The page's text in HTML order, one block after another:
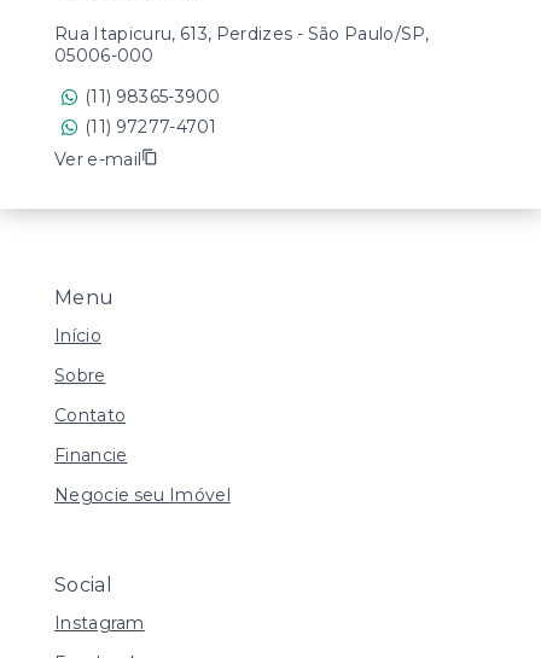
Menu
Início
Sobre
Contato
Financie
Negocie seu Imóvel
Social
Instagram
Rua Itapicuru, 613, Perdizes - São Paulo/SP,
05006-000
(11) 98365-3900
(11) 97277-4701
Ver e-mail